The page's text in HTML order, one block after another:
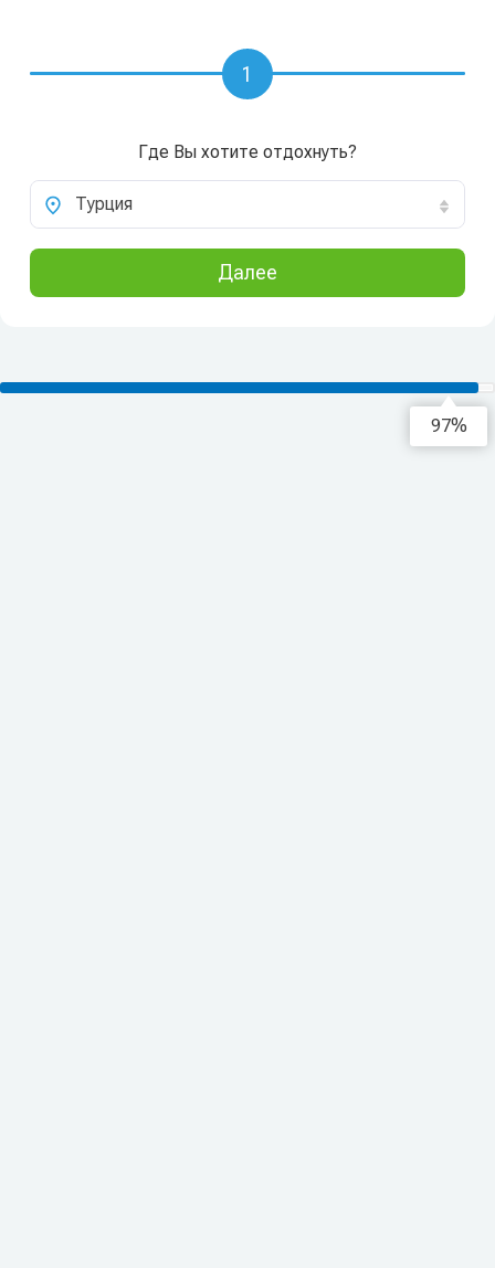
Где Вы хотите отдохнуть?
Турция
Далее
1
98%